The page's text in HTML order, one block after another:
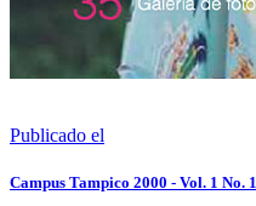
Publicado el
Campus Tampico 2000 - Vol. 1 No. 1